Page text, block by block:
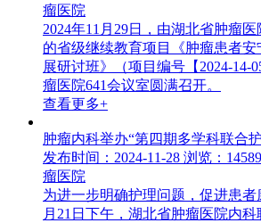
瘤医院
2024年11月29日，由湖北省肿瘤
的省级继续教育项目《肿瘤患者
展研讨班》（项目编号【2024-14-
瘤医院641会议室圆满召开。
查看更多+
肿瘤内科举办“第四期多学科联合
发布时间：2024-11-28 浏览：
瘤医院
为进一步明确护理问题，促进患者
月21日下午，湖北省肿瘤医院内